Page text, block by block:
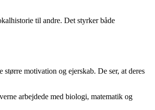
til andre. Det styrker både
motivation og ejerskab. De ser, at deres
arbejdede med biologi, matematik og